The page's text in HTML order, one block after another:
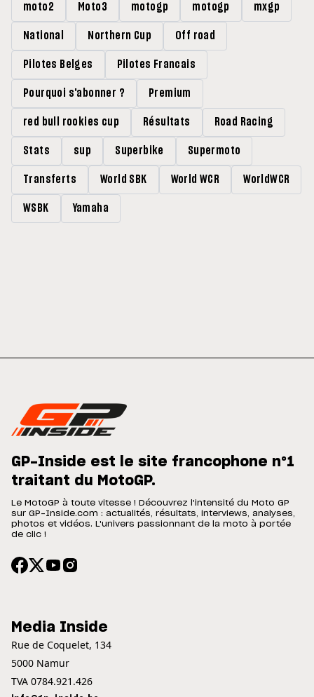
moto2 Moto3 motogp motogp mxgp
National Northern Cup Off road
Pilotes Belges Pilotes Francais
Pourquoi s'abonner ? Premium
red bull rookies cup Résultats Road Racing
Stats sup Superbike Supermoto
Transferts World SBK World WCR WorldWCR
WSBK Yamaha
GP-Inside est le site francophone n°1
traitant du MotoGP.
Le MotoGP à toute vitesse ! Découvrez l'intensité du Moto GP
sur GP-Inside.com : actualités, résultats, interviews, analyses,
photos et vidéos. L'univers passionnant de la moto à portée
de clic !
Media Inside
Rue de Coquelet, 134
5000 Namur
TVA 0784.921.426